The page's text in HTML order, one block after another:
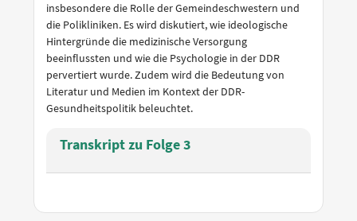
insbesondere die Rolle der Gemeindeschwestern und
die Polikliniken. Es wird diskutiert, wie ideologische
Hintergründe die medizinische Versorgung
beeinflussten und wie die Psychologie in der DDR
pervertiert wurde. Zudem wird die Bedeutung von
Literatur und Medien im Kontext der DDR-
Gesundheitspolitik beleuchtet.
Transkript zu Folge 3